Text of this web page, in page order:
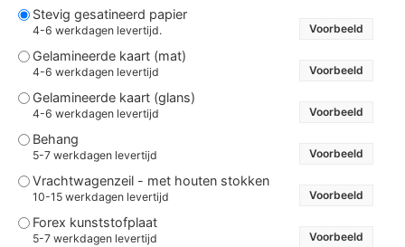
Stevig gesatineerd papier
4-6 werkdagen levertijd. Voorbeeld
Gelamineerde kaart (mat)
4-6 werkdagen levertijd Voorbeeld
Gelamineerde kaart (glans)
4-6 werkdagen levertijd Voorbeeld
Behang
5-7 werkdagen levertijd Voorbeeld
Vrachtwagenzeil - met houten stokken
10-15 werkdagen levertijd Voorbeeld
Forex kunststofplaat
5-7 werkdagen levertijd Voorbeeld